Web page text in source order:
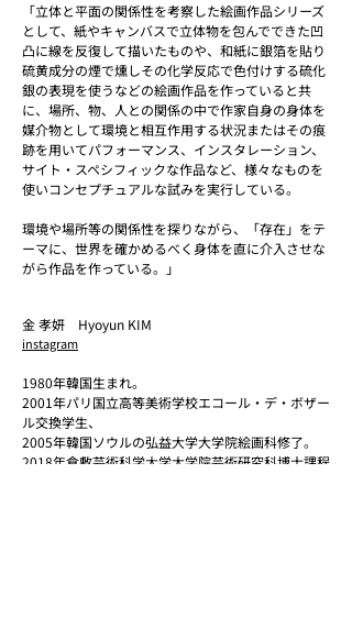
「立体と平面の関係性を考察した絵画作品シリーズ
として、紙やキャンバスで立体物を包んでできた凹
凸に線を反復して描いたものや、和紙に銀箔を貼り
硫黄成分の煙で燻しその化学反応で色付けする硫化
銀の表現を使うなどの絵画作品を作っていると共
に、場所、物、人との関係の中で作家自身の身体を
媒介物として環境と相互作用する状況またはその痕
跡を用いてパフォーマンス、インスタレーション、
サイト・スペシフィックな作品など、様々なものを
使いコンセプチュアルな試みを実行している。
環境や場所等の関係性を探りながら、「存在」をテ
ーマに、世界を確かめるべく身体を直に介入させな
がら作品を作っている。」
金 孝妍 Hyoyun KIM
instagram
1980年韓国生まれ。
2001年パリ国立高等美術学校エコール・デ・ボザー
ル交換学生、
2005年韓国ソウルの弘益大学大学院絵画科修了。
2018年倉敷芸術科学大学大学院芸術研究科博士課程